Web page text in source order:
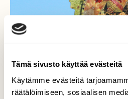
Tämä sivusto käyttää evästeitä
Käytämme evästeitä
räätälöimiseen, sosiaalisen